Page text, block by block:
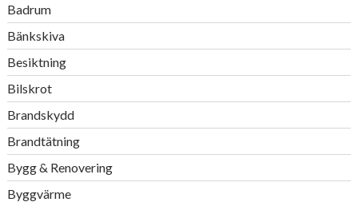
Badrum
Bänkskiva
Besiktning
Bilskrot
Brandskydd
Brandtätning
Bygg & Renovering
Byggvärme